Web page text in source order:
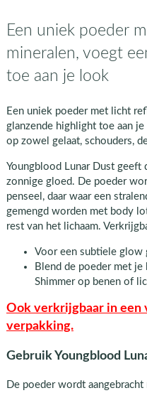
Een uniek poeder
mineralen, voegt
toe aan je look
Een uniek poeder met licht
glanzende highlight toe aan
op zowel gelaat, schouders,
Youngblood Lunar Dust geeft
zonnige gloed. De poeder
penseel, daar waar een
gemengd worden met body
rest van het lichaam.
Voor een subtiele glow
Blend de poeder met
Shimmer op benen of
Ook verkrijgbaar in een
verpakking.
Gebruik Youngblood
De poeder wordt